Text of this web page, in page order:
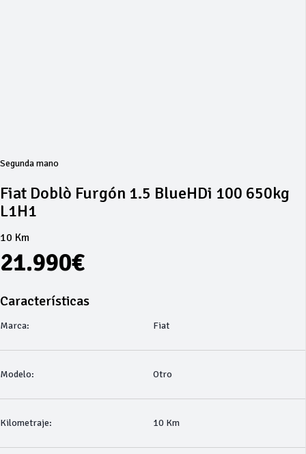
Segunda mano
Fiat Doblò Furgón 1.5 BlueHDi 100 650kg
L1H1
10 Km
21.990€
Características
Marca: Fiat
Modelo: Otro
Kilometraje: 10 Km